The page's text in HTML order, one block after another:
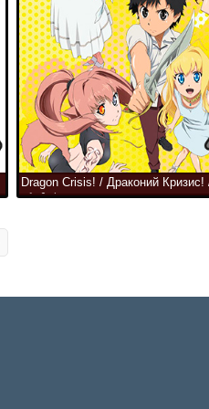
Dragon Crisis! / Драконий
კრიზისი